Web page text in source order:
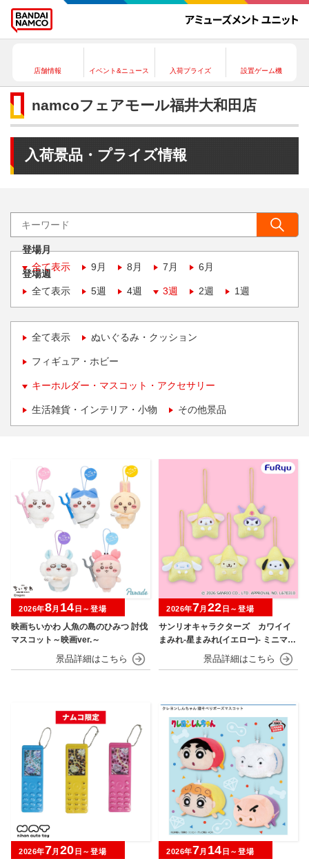
店舗情報 イベント&ニュース 入荷プライズ 設置ゲーム機
namcoフェアモール福井大和田店
入荷景品・プライズ情報
登場月
全て表示
9月 8月 7月 6月
登場週
全て表示
5週 4週 3週 2週 1週
全て表示 ぬいぐるみ・クッション
フィギュア・ホビー
キーホルダー・マスコット・アクセサリー
生活雑貨・インテリア・小物 その他景品
映画ちいかわ 人魚の島のひみつ 討伐
マスコット～映画ver.～
2026年8月 14 日～登場
サンリオキャラクターズ カワイイ
まみれ-星まみれ(イエロー)- ミニマス
2026年7月 22 日～登場
2026年7月 20 日～登場 2026年7月 14 日～登場